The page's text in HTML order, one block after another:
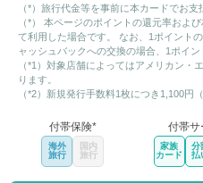
（*）旅行代金等を事前に本カードでお
（*） 本ページのポイントの還元率およ
て利用した場合です。 なお、1ポイント
ャッシュバックへの交換の場合、1ポイン
（*1）対象店舗によってはアメリカン・
ります。
（*2）新規発行手数料1枚につき1,100円（
付帯保険*
海外
旅行
国内
旅行
付帯サ
家族
カード
分
払